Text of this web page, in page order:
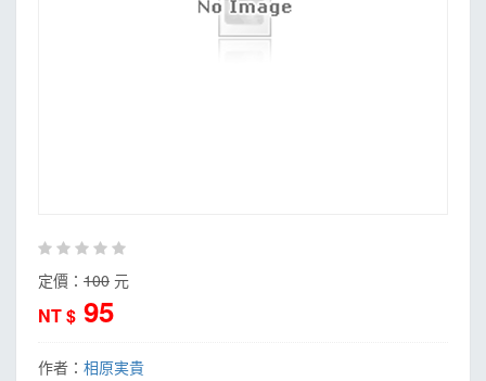
定價： 100 元
NT $ 95
作者： 相原実貴